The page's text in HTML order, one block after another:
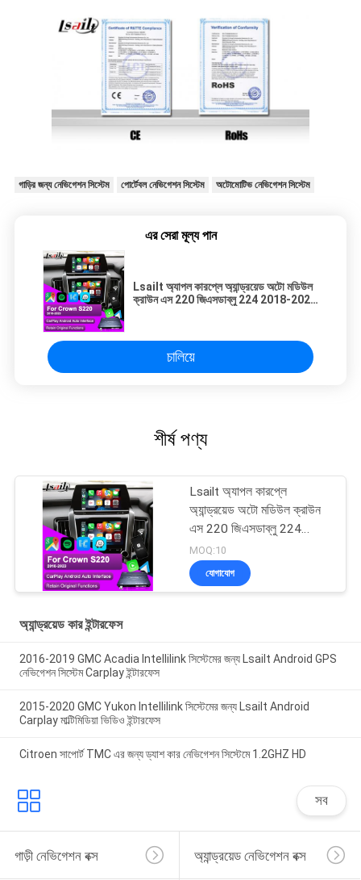
গাড়ির জন্য নেভিগেশন সিস্টেম পোর্টেবল নেভিগেশন সিস্টেম অটোমোটিভ নেভিগেশন সিস্টেম
এর সেরা মূল্য পান
Lsailt অ্যাপল কারপ্লে অ্যান্ড্রয়েড অটো মডিউল
ক্রাউন এস 220 জিএসডাব্লু 224 2018-2022
চালিয়ে
শীর্ষ পণ্য
Lsailt অ্যাপল কারপ্লে
অ্যান্ড্রয়েড অটো মডিউল ক্রাউন
এস 220 জিএসডাব্লু 224
2018-2022 ইন্টিগ্রেশন
মোবাইল ফোন মিররিং, বিপরীত
ক্যামেরা
MOQ:10
যোগাযোগ
অ্যান্ড্রয়েড কার ইন্টারফেস
2016-2019 GMC Acadia Intellilink সিস্টেমের জন্য Lsailt Android GPS
নেভিগেশন সিস্টেম Carplay ইন্টারফেস
2015-2020 GMC Yukon Intellilink সিস্টেমের জন্য Lsailt Android
Carplay মাল্টিমিডিয়া ভিডিও ইন্টারফেস
Citroen সাপোর্ট TMC এর জন্য ড্যাশ কার নেভিগেশন সিস্টেমে 1.2GHZ HD
সব
গাড়ী নেভিগেশন বক্স অ্যান্ড্রয়েড নেভিগেশন বক্স